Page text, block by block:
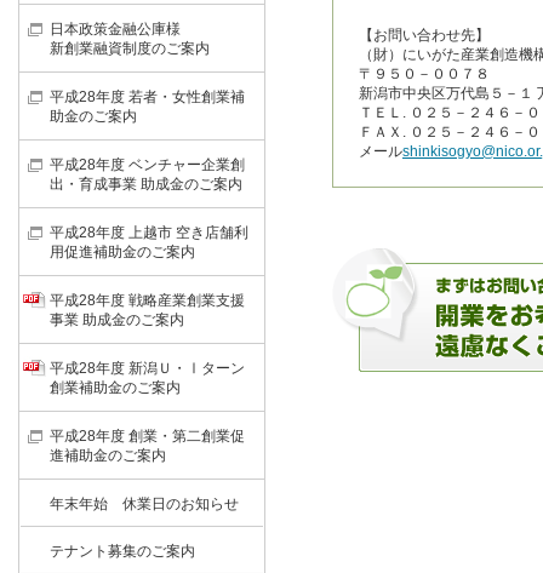
【お問い合わせ先】
（財）にいがた産業創造
〒９５０－００７８
新潟市中央区万代島５－１
ＴＥＬ. ０２５－２４６－
ＦＡＸ. ０２５－２４６－
メール
日本政策金融公庫様
新創業融資制度のご案内
平成28年度 若者・女性創業補
助金のご案内
平成28年度 ベンチャー企業創
出・育成事業 助成金のご案内
平成28年度 上越市 空き店舗利
用促進補助金のご案内
平成28年度 戦略産業創業支援
事業 助成金のご案内
平成28年度 新潟Ｕ・Ⅰターン
創業補助金のご案内
平成28年度 創業・第二創業促
進補助金のご案内
年末年始 休業日のお知らせ
テナント募集のご案内